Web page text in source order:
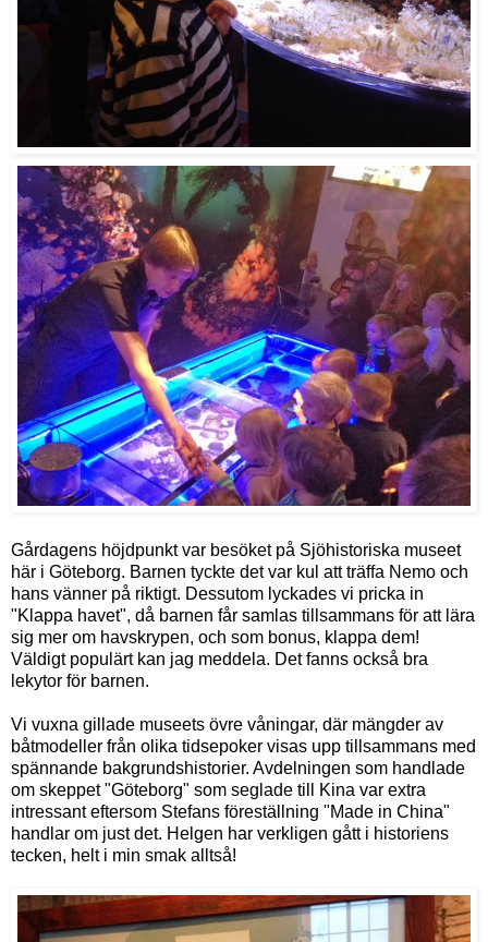
Gårdagens höjdpunkt var besöket på Sjöhistoriska museet
här i Göteborg. Barnen tyckte det var kul att träffa Nemo och
hans vänner på riktigt. Dessutom lyckades vi pricka in
"Klappa havet", då barnen får samlas tillsammans för att lära
sig mer om havskrypen, och som bonus, klappa dem!
Väldigt populärt kan jag meddela. Det fanns också bra
lekytor för barnen.
Vi vuxna gillade museets övre våningar, där mängder av
båtmodeller från olika tidsepoker visas upp tillsammans med
spännande bakgrundshistorier. Avdelningen som handlade
om skeppet "Göteborg" som seglade till Kina var extra
intressant eftersom Stefans föreställning "Made in China"
handlar om just det. Helgen har verkligen gått i historiens
tecken, helt i min smak alltså!